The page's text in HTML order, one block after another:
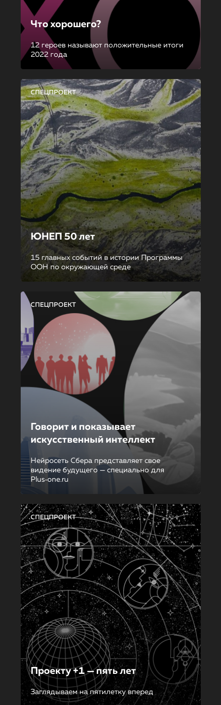
Что хорошего?
12 героев называют положительные итоги
2022 года
СПЕЦПРОЕКТ
ЮНЕП 50 лет
15 главных событий в истории Программы
ООН по окружающей среде
СПЕЦПРОЕКТ
Говорит и показывает
искусственный интеллект
Нейросеть Сбера представляет свое
видение будущего — специально для
Plus‑one.ru
СПЕЦПРОЕКТ
Проекту +1 — пять лет
Заглядываем на пятилетку вперед